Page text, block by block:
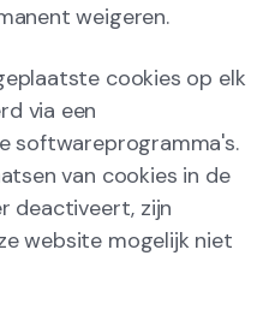
weigeren.
cookies op elk
via een
softwareprogramma's.
van cookies in de
deactiveert, zijn
website mogelijk niet